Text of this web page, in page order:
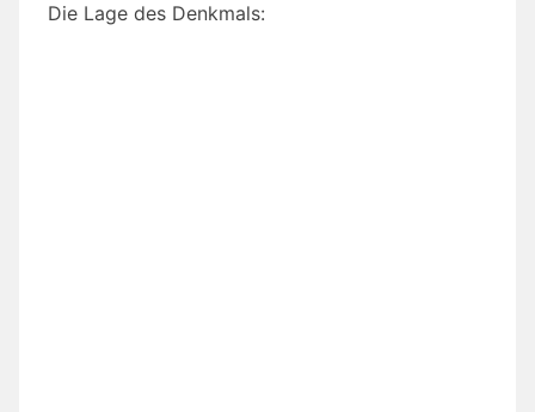
Die Lage des Denkmals: